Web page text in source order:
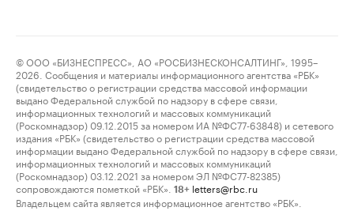
© ООО «БИЗНЕСПРЕСС», АО «РОСБИЗНЕСКОНСАЛТИНГ», 1995–
2026. Сообщения и материалы информационного агентства «РБК»
(свидетельство о регистрации средства массовой информации
выдано Федеральной службой по надзору в сфере связи,
информационных технологий и массовых коммуникаций
(Роскомнадзор) 09.12.2015 за номером ИА №ФС77-63848) и сетевого
издания «РБК» (свидетельство о регистрации средства массовой
информации выдано Федеральной службой по надзору в сфере связи,
информационных технологий и массовых коммуникаций
(Роскомнадзор) 03.12.2021 за номером ЭЛ №ФС77-82385)
сопровождаются пометкой «РБК».
18+ letters@rbc.ru
Владельцем сайта является информационное агентство «РБК».